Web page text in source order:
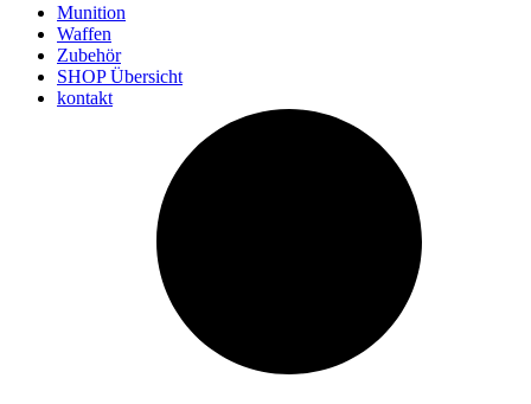
Munition
Waffen
Zubehör
SHOP Übersicht
kontakt